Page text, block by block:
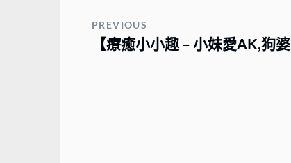
PREVIOUS
【療癒小小趣 – 小妹愛AK,狗